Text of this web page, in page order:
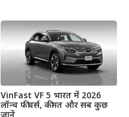
VinFast VF 5 भारत में 2026
लॉन्च फीचर्स, कीमत और सब कुछ